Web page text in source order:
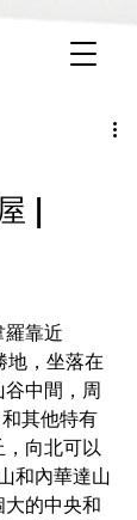
|
羅靠近
地，坐落在
中間，周
其他特有
向北可以
和內華達山
的中央和